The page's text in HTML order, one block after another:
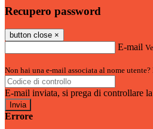
Recupero password
button close ×
E-mail
Non hai una e-mail associata al nome
E-mail inviata, si prega di controllare
Errore